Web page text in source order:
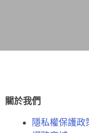
關於我們
隱私權保護政